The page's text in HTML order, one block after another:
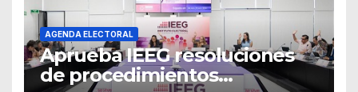
AGENDA ELECTORAL
Aprueba IEEG resoluciones
de procedimientos